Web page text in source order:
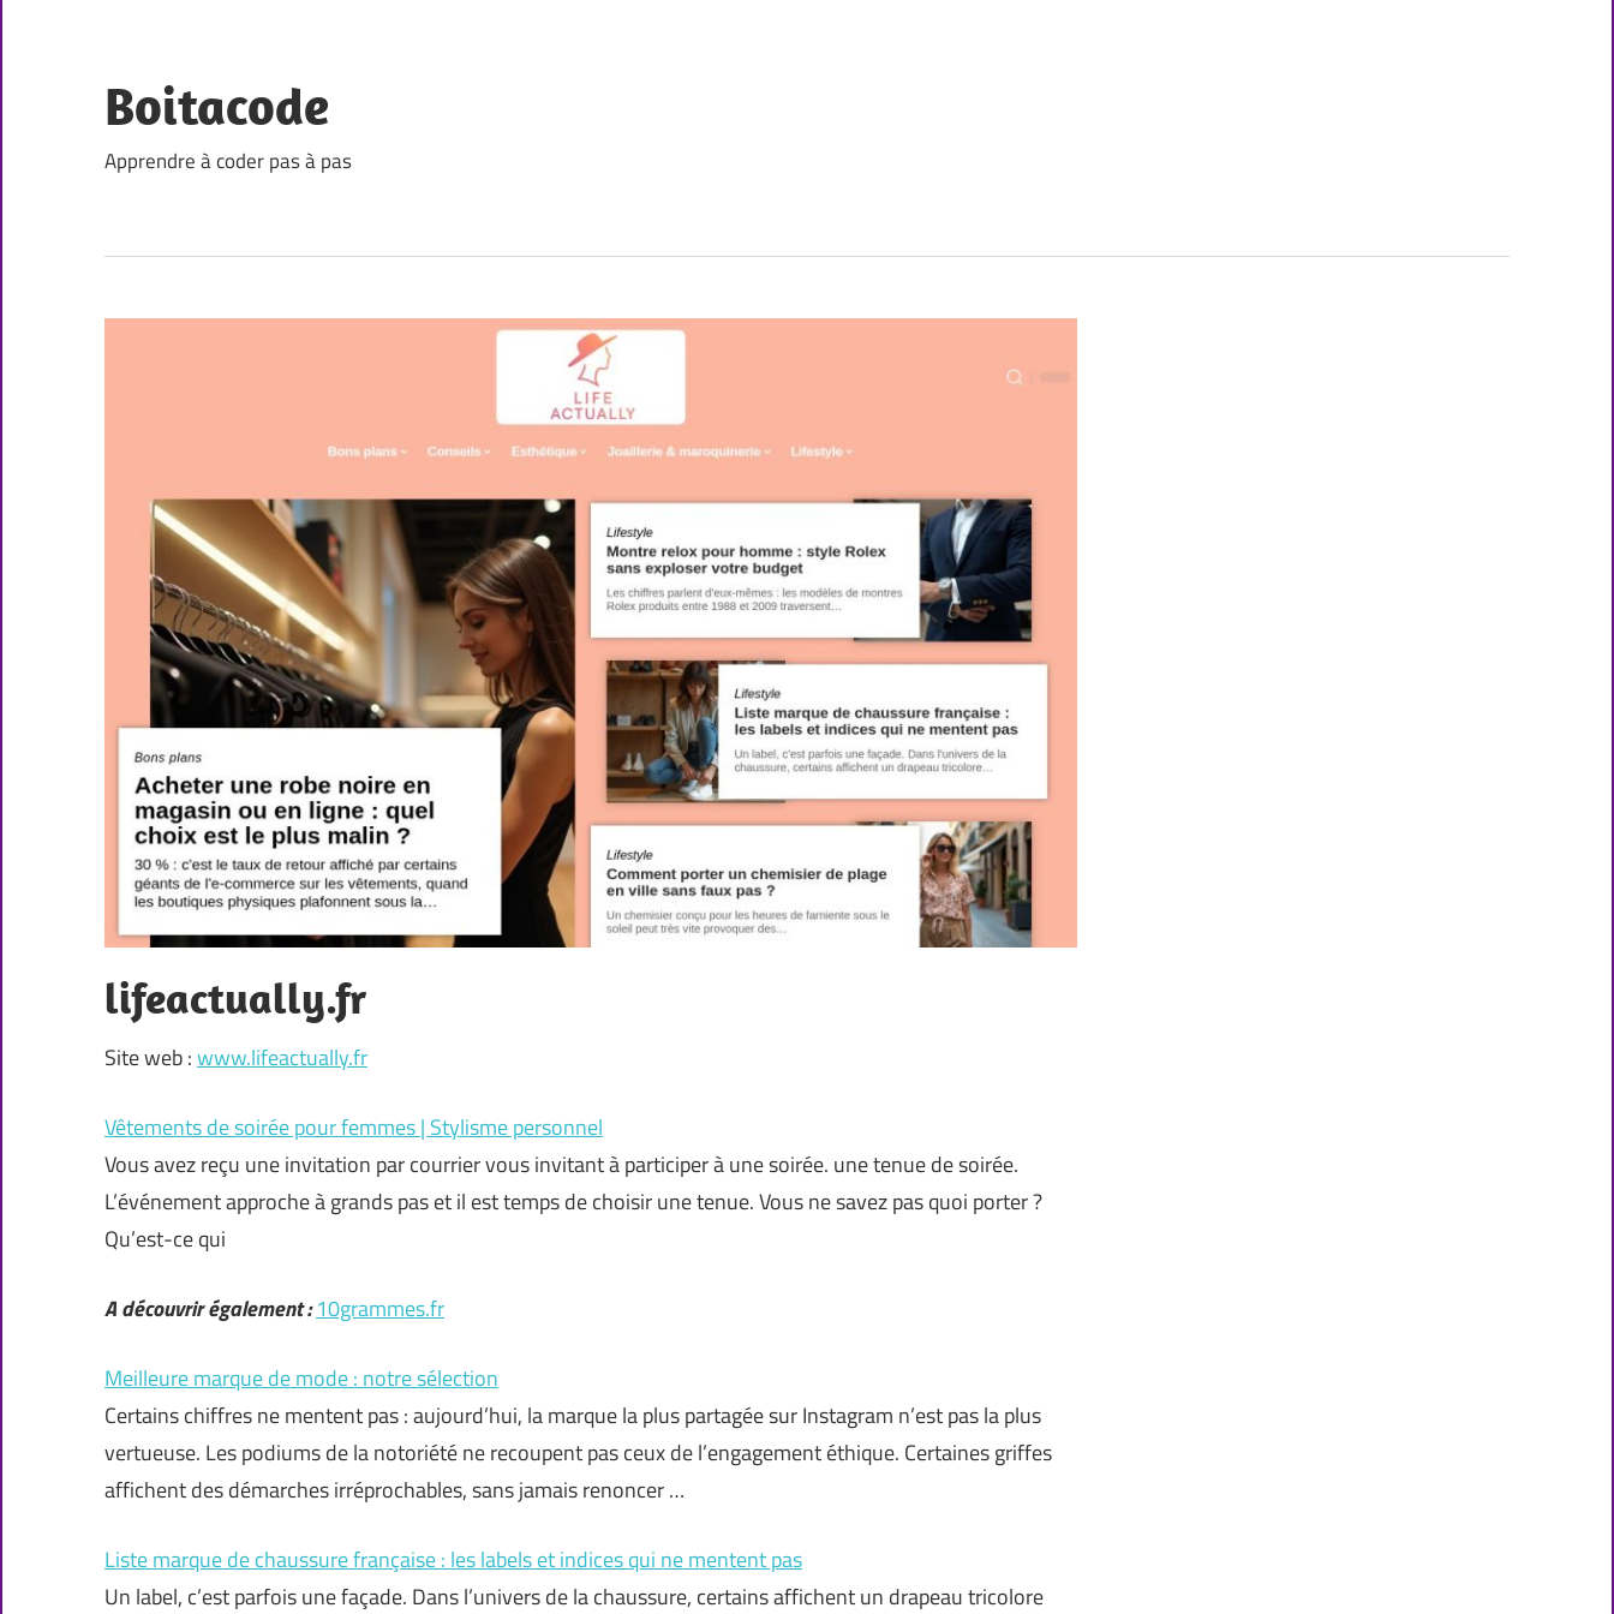
content
Boitacode
Apprendre à coder pas à pas
lifeactually.fr
Site web :www.lifeactually.fr
Vêtements de soirée pour femmes | Stylisme personnel
Vous avez reçu une invitation par courrier vous invitant à participer à une soirée. une tenue de soirée.
L’événement approche à grands pas et il est temps de choisir une tenue. Vous ne savez pas quoi porter ?
Qu’est-ce qui
A découvrir également : 10grammes.fr
Meilleure marque de mode : notre sélection
Certains chiffres ne mentent pas : aujourd’hui, la marque la plus partagée sur Instagram n’est pas la plus
vertueuse. Les podiums de la notoriété ne recoupent pas ceux de l’engagement éthique. Certaines griffes
affichent des démarches irréprochables, sans jamais renoncer …
Liste marque de chaussure française : les labels et indices qui ne mentent pas
Un label, c’est parfois une façade. Dans l’univers de la chaussure, certains affichent un drapeau tricolore